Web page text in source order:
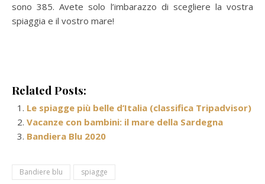
sono 385. Avete solo l’imbarazzo di scegliere la vostra
spiaggia e il vostro mare!
Related Posts:
Le spiagge più belle d’Italia (classifica Tripadvisor)
Vacanze con bambini: il mare della Sardegna
Bandiera Blu 2020
Bandiere blu spiagge